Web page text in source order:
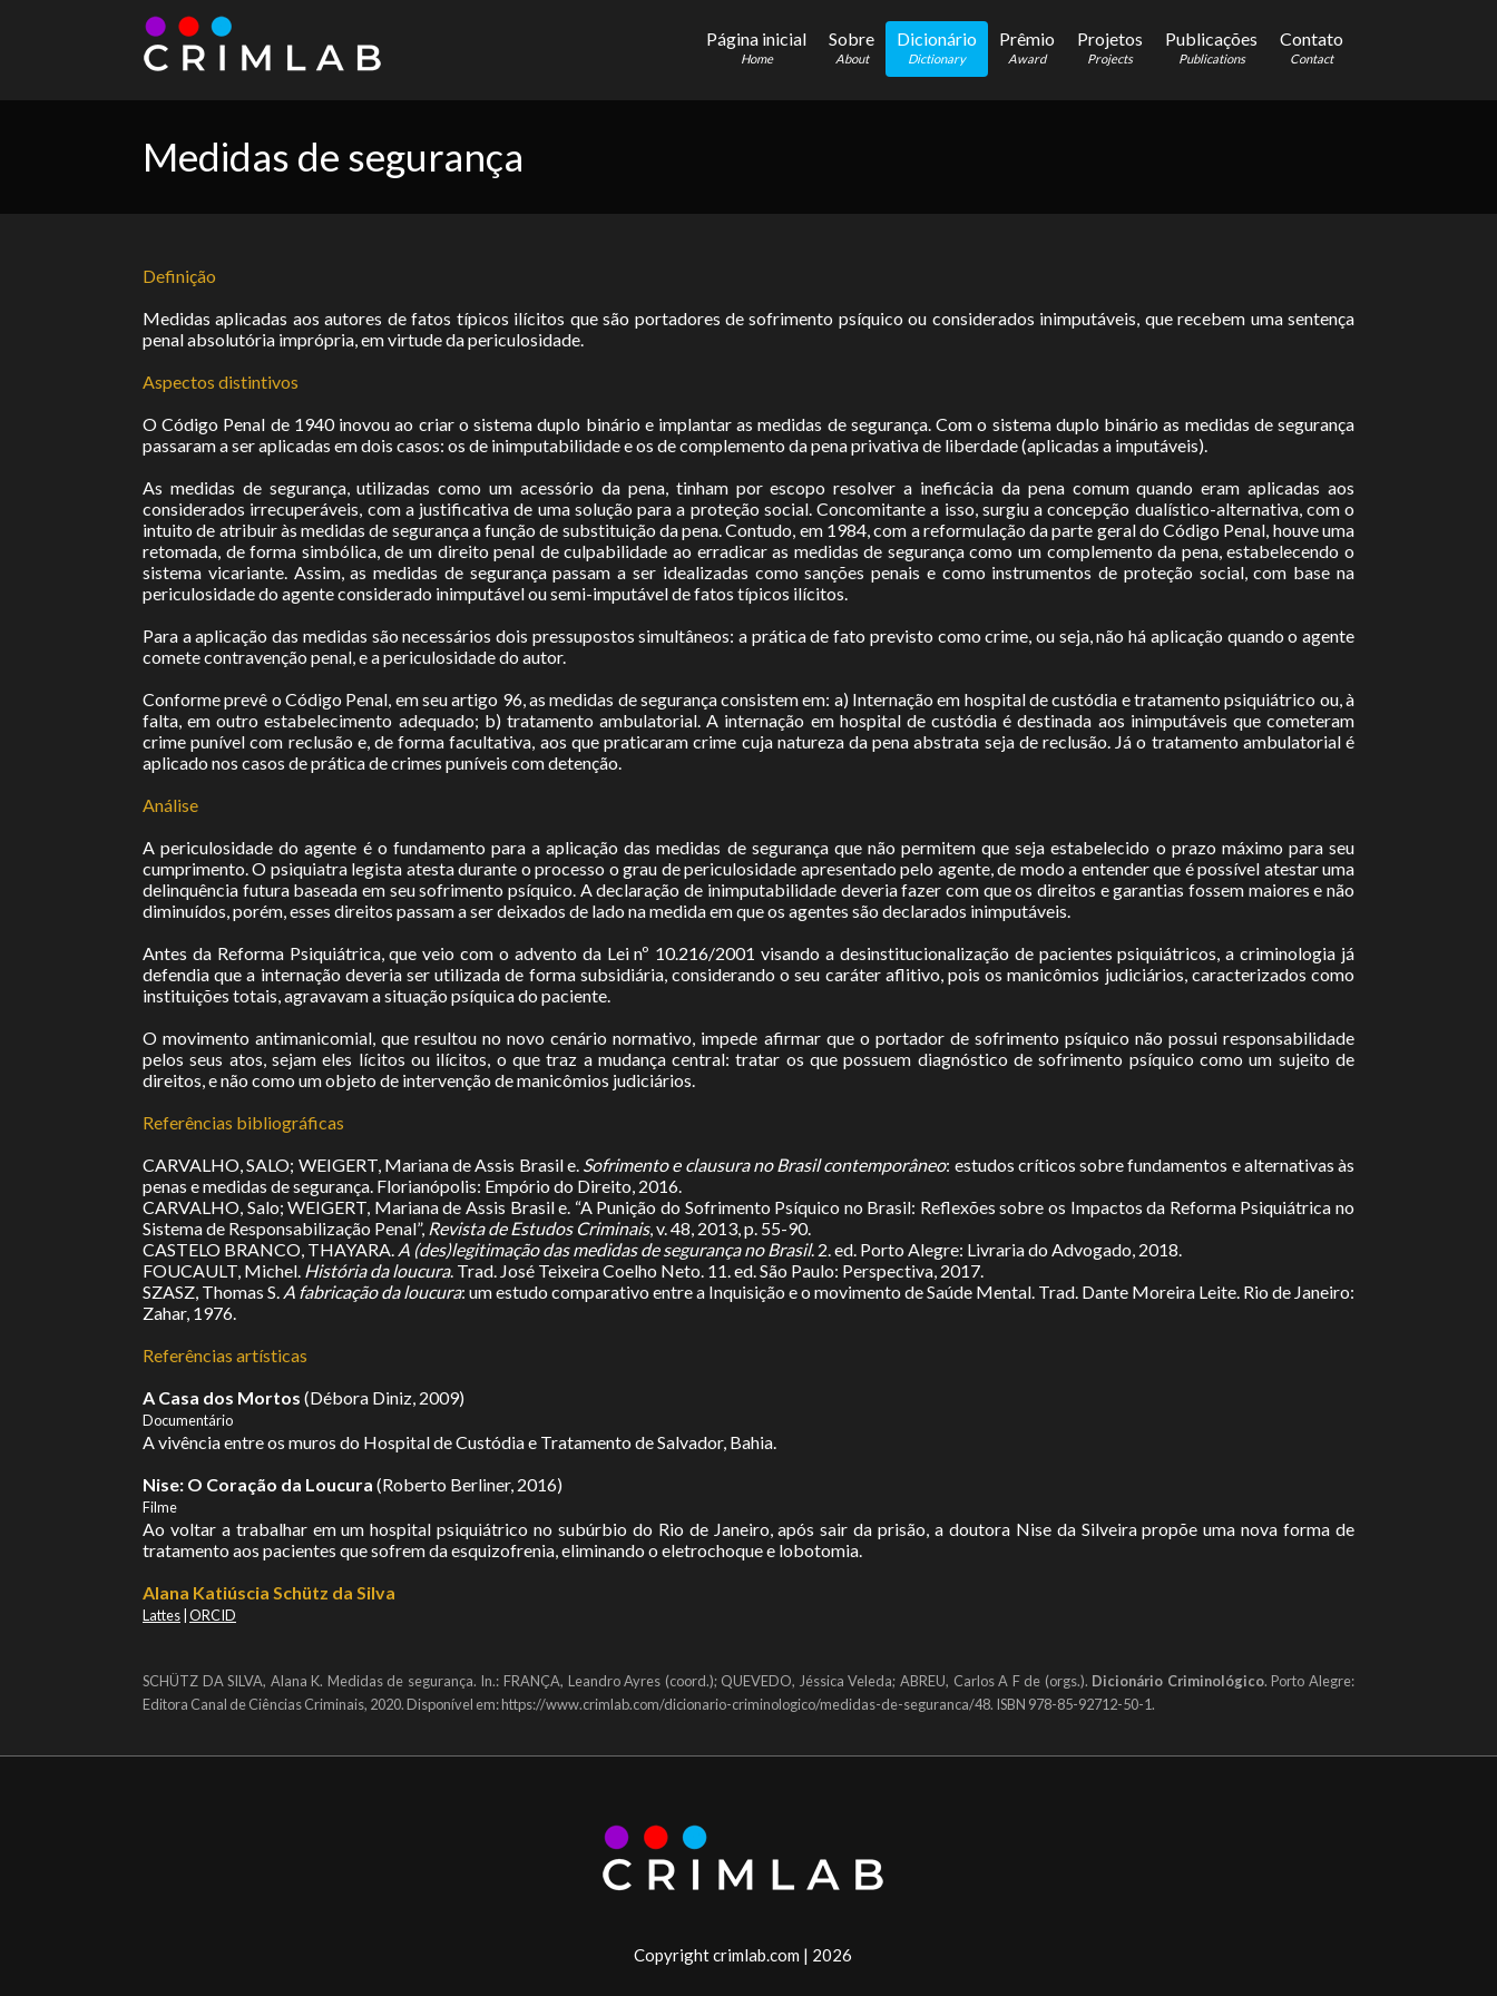
Página inicial
Home
Sobre
About
Dicionário
Dictionary
Prêmio
Award
Projetos
Projects
Publicações
Publications
Contato
Contact
Medidas de segurança
Definição
Medidas aplicadas aos autores de fatos típicos ilícitos que são portadores de sofrimento psíquico ou considerados inimputáveis, que recebem uma sentença
penal absolutória imprópria, em virtude da periculosidade.
Aspectos distintivos
O Código Penal de 1940 inovou ao criar o sistema duplo binário e implantar as medidas de segurança. Com o sistema duplo binário as medidas de segurança
passaram a ser aplicadas em dois casos: os de inimputabilidade e os de complemento da pena privativa de liberdade (aplicadas a imputáveis).
As medidas de segurança, utilizadas como um acessório da pena, tinham por escopo resolver a ineficácia da pena comum quando eram aplicadas aos
considerados irrecuperáveis, com a justificativa de uma solução para a proteção social. Concomitante a isso, surgiu a concepção dualístico-alternativa, com o
intuito de atribuir às medidas de segurança a função de substituição da pena. Contudo, em 1984, com a reformulação da parte geral do Código Penal, houve uma
retomada, de forma simbólica, de um direito penal de culpabilidade ao erradicar as medidas de segurança como um complemento da pena, estabelecendo o
sistema vicariante. Assim, as medidas de segurança passam a ser idealizadas como sanções penais e como instrumentos de proteção social, com base na
periculosidade do agente considerado inimputável ou semi-imputável de fatos típicos ilícitos.
Para a aplicação das medidas são necessários dois pressupostos simultâneos: a prática de fato previsto como crime, ou seja, não há aplicação quando o agente
comete contravenção penal, e a periculosidade do autor.
Conforme prevê o Código Penal, em seu artigo 96, as medidas de segurança consistem em: a) Internação em hospital de custódia e tratamento psiquiátrico ou, à
falta, em outro estabelecimento adequado; b) tratamento ambulatorial. A internação em hospital de custódia é destinada aos inimputáveis que cometeram
crime punível com reclusão e, de forma facultativa, aos que praticaram crime cuja natureza da pena abstrata seja de reclusão. Já o tratamento ambulatorial é
aplicado nos casos de prática de crimes puníveis com detenção.
Análise
A periculosidade do agente é o fundamento para a aplicação das medidas de segurança que não permitem que seja estabelecido o prazo máximo para seu
cumprimento. O psiquiatra legista atesta durante o processo o grau de periculosidade apresentado pelo agente, de modo a entender que é possível atestar uma
delinquência futura baseada em seu sofrimento psíquico. A declaração de inimputabilidade deveria fazer com que os direitos e garantias fossem maiores e não
diminuídos, porém, esses direitos passam a ser deixados de lado na medida em que os agentes são declarados inimputáveis.
Antes da Reforma Psiquiátrica, que veio com o advento da Lei nº 10.216/2001 visando a desinstitucionalização de pacientes psiquiátricos, a criminologia já
defendia que a internação deveria ser utilizada de forma subsidiária, considerando o seu caráter aflitivo, pois os manicômios judiciários, caracterizados como
instituições totais, agravavam a situação psíquica do paciente.
O movimento antimanicomial, que resultou no novo cenário normativo, impede afirmar que o portador de sofrimento psíquico não possui responsabilidade
pelos seus atos, sejam eles lícitos ou ilícitos, o que traz a mudança central: tratar os que possuem diagnóstico de sofrimento psíquico como um sujeito de
direitos, e não como um objeto de intervenção de manicômios judiciários.
Referências bibliográficas
CARVALHO, SALO; WEIGERT, Mariana de Assis Brasil e. Sofrimento e clausura no Brasil contemporâneo: estudos críticos sobre fundamentos e alternativas às
penas e medidas de segurança. Florianópolis: Empório do Direito, 2016.
CARVALHO, Salo; WEIGERT, Mariana de Assis Brasil e. “A Punição do Sofrimento Psíquico no Brasil: Reflexões sobre os Impactos da Reforma Psiquiátrica no
Sistema de Responsabilização Penal”, Revista de Estudos Criminais, v. 48, 2013, p. 55-90.
CASTELO BRANCO, THAYARA. A (des)legitimação das medidas de segurança no Brasil. 2. ed. Porto Alegre: Livraria do Advogado, 2018.
FOUCAULT, Michel. História da loucura. Trad. José Teixeira Coelho Neto. 11. ed. São Paulo: Perspectiva, 2017.
SZASZ, Thomas S. A fabricação da loucura: um estudo comparativo entre a Inquisição e o movimento de Saúde Mental. Trad. Dante Moreira Leite. Rio de Janeiro:
Zahar, 1976.
Referências artísticas
A Casa dos Mortos (Débora Diniz, 2009)
Documentário
A vivência entre os muros do Hospital de Custódia e Tratamento de Salvador, Bahia.
Nise: O Coração da Loucura (Roberto Berliner, 2016)
Filme
Ao voltar a trabalhar em um hospital psiquiátrico no subúrbio do Rio de Janeiro, após sair da prisão, a doutora Nise da Silveira propõe uma nova forma de
tratamento aos pacientes que sofrem da esquizofrenia, eliminando o eletrochoque e lobotomia.
Alana Katiúscia Schütz da Silva
Lattes ORCID
SCHÜTZ DA SILVA, Alana K. Medidas de segurança. In.: FRANÇA, Leandro Ayres (coord.); QUEVEDO, Jéssica Veleda; ABREU, Carlos A F de (orgs.). Dicionário Criminológico. Porto Alegre:
Editora Canal de Ciências Criminais, 2020. Disponível em: https://www.crimlab.com/dicionario-criminologico/medidas-de-seguranca/48. ISBN 978-85-92712-50-1.
Copyright crimlab.com | 2026